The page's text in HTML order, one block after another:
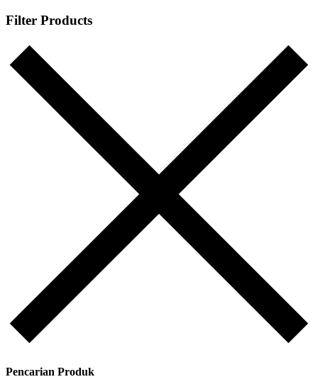
Filter Products
Pencarian Produk